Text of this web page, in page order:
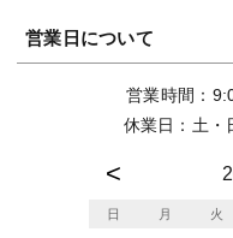
営業日について
営業時間：
休業日：土・
日 月 火